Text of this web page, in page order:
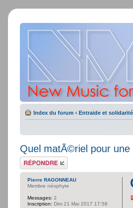
Index du forum ‹ Entraide et
Quel matÃ©riel pour
Répondre
Pierre RAGONNEAU
Membre néophyte
Messages: 2
Inscription: Dim 21 Mai 2017 17:58